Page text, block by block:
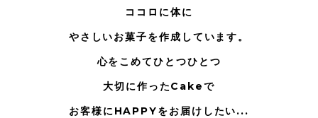
ココロに体に
やさしいお菓子を作成しています。
心をこめてひとつひとつ
大切に作ったCakeで
お客様にHAPPYをお届けしたい...